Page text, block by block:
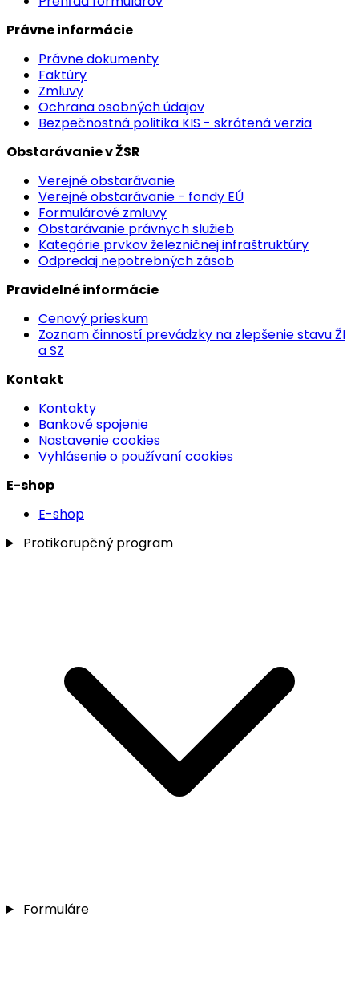
Právne informácie
Právne dokumenty
Faktúry
Zmluvy
Ochrana osobných údajov
Bezpečnostná politika KIS - skrátená verzia
Obstarávanie v ŽSR
Verejné obstarávanie
Verejné obstarávanie - fondy EÚ
Formulárové zmluvy
Obstarávanie právnych služieb
Kategórie prvkov železničnej infraštruktúry
Odpredaj nepotrebných zásob
Pravidelné informácie
Cenový prieskum
Zoznam činností prevádzky na zlepšenie stavu ŽI
a SZ
Kontakt
Kontakty
Bankové spojenie
Nastavenie cookies
Vyhlásenie o používaní cookies
E-shop
E-shop
Protikorupčný program
Formuláre